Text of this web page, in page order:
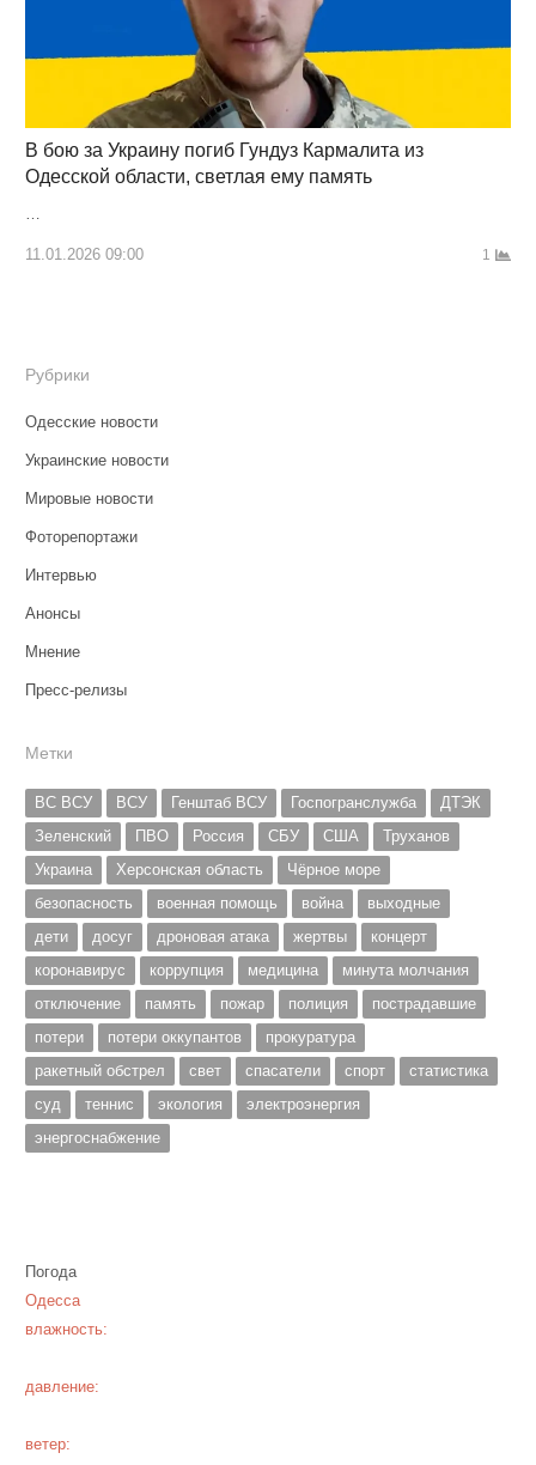
В бою за Украину погиб Гундуз Кармалита из
Одесской области, светлая ему память
…
11.01.2026 09:00 1
Рубрики
Одесские новости
Украинские новости
Мировые новости
Фоторепортажи
Интервью
Анонсы
Мнение
Пресс-релизы
Метки
ВС ВСУ ВСУ Генштаб ВСУ Госпогранслужба
ДТЭК
Зеленский
ПВО Россия СБУ США
Труханов
Украина
Херсонская область
Чёрное море
безопасность
военная помощь война
выходные
дети
досуг дроновая атака жертвы
концерт
коронавирус
коррупция медицина
минута молчания
отключение
память пожар полиция
пострадавшие
потери
потери оккупантов
прокуратура
ракетный обстрел
свет спасатели спорт
статистика
суд
теннис экология
электроэнергия
энергоснабжение
Погода
Одесса
влажность:
давление:
ветер: